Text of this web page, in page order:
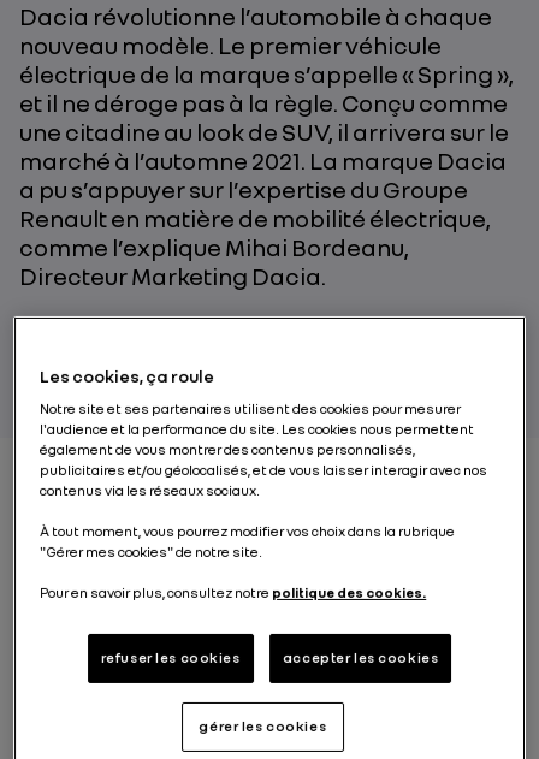
Dacia révolutionne l’automobile à chaque
nouveau modèle. Le premier véhicule
électrique de la marque s’appelle « Spring »,
et il ne déroge pas à la règle. Conçu comme
une citadine au look de SUV, il arrivera sur le
marché à l’automne 2021. La marque Dacia
a pu s’appuyer sur l’expertise du Groupe
Renault en matière de mobilité électrique,
comme l’explique Mihai Bordeanu,
Directeur Marketing Dacia.
Pourquoi la Dacia Spring
apparaît-elle comme
une nouvelle révolution ?
Nous avons transposé les éléments qui ont fait le
succès de Dacia au domaine de la voiture 100 %
électrique. C’est la 3e révolution que la marque
apporte au secteur automobile, après avoir
Les cookies, ça roule
Notre site et ses partenaires utilisent des cookies pour mesurer
l'audience et la performance du site. Les cookies nous permettent
également de vous montrer des contenus personnalisés,
publicitaires et/ou géolocalisés, et de vous laisser interagir avec nos
contenus via les réseaux sociaux.
À tout moment, vous pourrez modifier vos choix dans la rubrique
"Gérer mes cookies" de notre site.
Pour en savoir plus, consultez notre politique des cookies.
refuser les cookies accepter les cookies
gérer les cookies